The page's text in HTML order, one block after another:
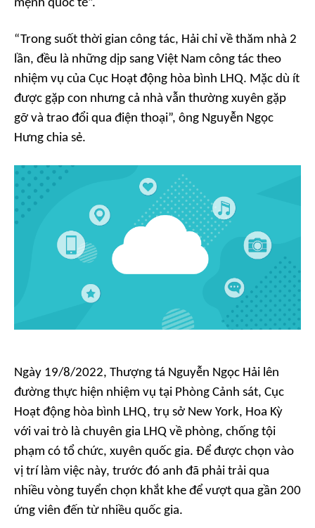
mệnh quốc tế”.
“Trong suốt thời gian công tác, Hải chỉ về thăm nhà 2
lần, đều là những dịp sang Việt Nam công tác theo
nhiệm vụ của Cục Hoạt động hòa bình LHQ. Mặc dù ít
được gặp con nhưng cả nhà vẫn thường xuyên gặp
gỡ và trao đổi qua điện thoại”, ông Nguyễn Ngọc
Hưng chia sẻ.
Ngày 19/8/2022, Thượng tá Nguyễn Ngọc Hải lên
đường thực hiện nhiệm vụ tại Phòng Cảnh sát, Cục
Hoạt động hòa bình LHQ, trụ sở New York, Hoa Kỳ
với vai trò là chuyên gia LHQ về phòng, chống tội
phạm có tổ chức, xuyên quốc gia. Để được chọn vào
vị trí làm việc này, trước đó anh đã phải trải qua
nhiều vòng tuyển chọn khắt khe để vượt qua gần 200
ứng viên đến từ nhiều quốc gia.